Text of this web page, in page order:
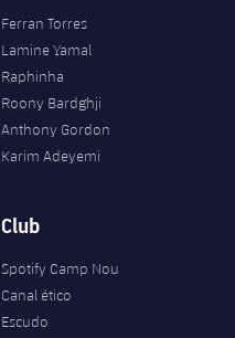
Ferran Torres
Lamine Yamal
Raphinha
Roony Bardghji
Anthony Gordon
Karim Adeyemi
Club
Spotify Camp Nou
Canal ético
Escudo